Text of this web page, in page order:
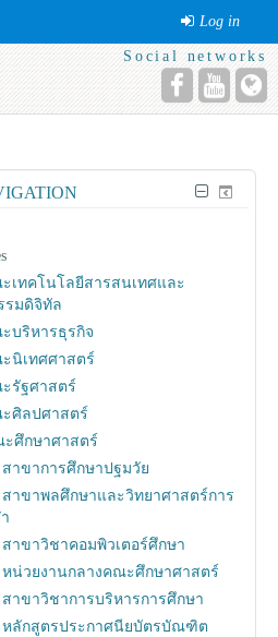
Log in
Social networks
เทคโนโลยีสารสนเทศและ
รมดิจิทัล
บริหารธุรกิจ
นิเทศศาสตร์
รัฐศาสตร์
ศิลปศาสตร์
ศึกษาศาสตร์
สาขาการศึกษาปฐมวัย
สาขาพลศึกษาและวิทยาศาสตร์การ
สาขาวิชาคอมพิวเตอร์ศึกษา
หน่วยงานกลางคณะศึกษาศาสตร์
สาขาวิชาการบริหารการศึกษา
หลักสูตรประกาศนียบัตรบัณฑิต